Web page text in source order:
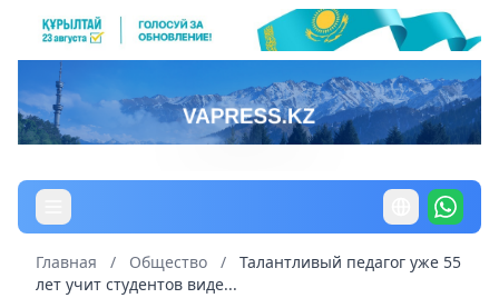
Главная / Общество /
Талантливый педагог уже 55
лет учит студентов виде...